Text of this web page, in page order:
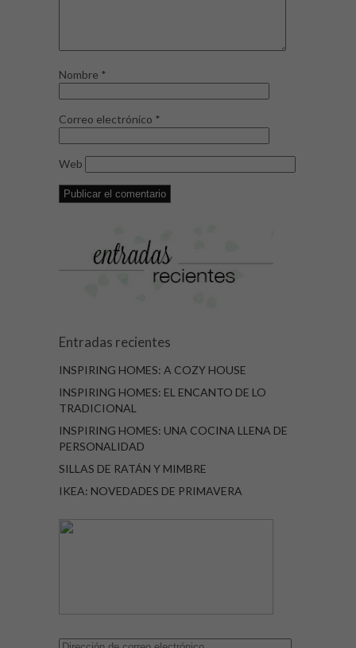
Nombre *
Correo electrónico *
Web
Entradas recientes
INSPIRING HOMES: A COZY HOUSE
INSPIRING HOMES: EL ENCANTO DE LO
TRADICIONAL
INSPIRING HOMES: UNA COCINA LLENA DE
PERSONALIDAD
SILLAS DE RATÁN Y MIMBRE
IKEA: NOVEDADES DE PRIMAVERA
Dirección